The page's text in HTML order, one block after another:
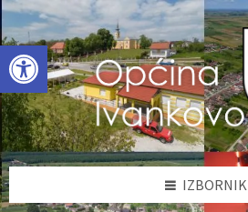
Open toolbar
Skip
to
content
Skip
to
left
sidebar
Skip
to
footer
IZBORNIK